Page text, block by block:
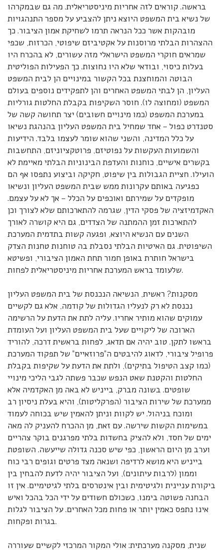
בראשה. קוראים לזה אחריות מיניסטריאלית. מה גם שבמקרהו
של נשיא בית המשפט היוצא ניתן להצביע על מספר התנהגויות
מובהקות אשר ככל הנראה תרמו לשחיקת אמון הציבור. כך
ההצהרות הבלתי מרוסנות על אקטיביזם שיפוטי, הכרזות, שכפי
שמראים חוקרי המשפט הישראלי מזה עשורים, לא בהכרח היו
בעלות כיסוי, ובודאי שלא היו נחוצות. כך הפעילות הפוליטית
הבוטה והמוחצנת בכל הקשור במינויים הן לבית המשפט
העליון, הן לבתי המשפט האחרים והן לתפקידים נוספים בעולם
המשפט (ומחוצה לו). חוסר השקיפות בקבלת החלטות גורליות
במערכת המשפט (כמו מינויים חשובים) יצר תחושה קשה של
סטנדרט כפול – אחד שמחיל בית המשפט העליון בהנהגת נשיאו
על כלל המדינה, והשני שהוא שומר לעצמו בלבד. הידיעות
והשמועות העקשות על נפוטיזם, פרוטקציוניזם, התחשבות
בקשרים אישיים, כוחנות והעדפת הבינוניות הבלתי מאיימת לא
הועילו. חציית הגבולות בין שיפוט, חקיקה וביצוע נתפסו אף הם
כפגיעה באותם עקרונות ממש שבית המשפט העליון ונשיאו
מופקדים על שמירתם ואוכפים על הכלל – אך לא על עצמם.
האקדמיזציה של פסקי הדין, שגרמה להתארכותם שלא לצורך וכן
להתארכות זמן ההמתנה של הצדדים, גם היא קושרה לאורך
השנים עם הנשיא היוצא, ופגעה קשות בתדמית המערכת
השיפוטית. גם האיטיות הבלתי נסבלת בה טוחנות טחנות הצדק
בישראל חותרת באופן חמור תחת האמון הציבורי, ופשיטא
שלעומד בראש המערכת אחריות מיניסטריאלית לפחות.
מסקנות? ראשית, הנשיאה הנכנסת של בית המשפט העליון
נכנסת לא רק לנעליו הגדולות של קודמה, אלא גם לקשיים
עמוקים שהוא מותיר אחריו. עליה לתת את הדעת על הרשימה
הארוכה של ליקויים שעל בית המשפט העליון ועל העומדת
בראשו לתקן. טוב יהיה אם תדאג, לפחות בראשית דרכה, להוריד
פרופיל ציבורי, לדאוג להיבטים ה”פרוזאיים” של תפקוד המערכת
(כמו קצב הטיפול בתיקים), ולתת את הדעת על שקיפות בקבלת
החלטות והקטנת שאט הנפש שכבר פשתה לגבי הליכי מינויי
שופטים. בשונה מברק, בייניש לא באה מן האקדמיה אלא
ממערכת של שירות הציבור (הפרקליטות), והיא בעלת ניסיון רב
ומוכח בניהול. יש לקוות וניתן להאמין שיש בכוחה לעמוד
במשימות הקשות שירשה. עם זאת, מן ההכרח להעניק לה מאה
ימים של חסד, ולא להציק בחשדות בלתי מפרגנים בוקר צהריים
וערב מן היום הראשון, כפי שיש סכנה גדולה שייעשה. השופטת
בייניש היא מושא לרדיפה ושנאה מצד פרטים וגופים רבי כוח
וממון (לרבות עיתונים), ועל הציבור יהיה לדעת להבחין בין
ביקורת עניינית ולגיטימית ובין אינטרסים בלתי לגיטימיים. אין זו
הבחנה פשוטה בימנו, כשכולם חשודים על ידי הכל בהכל ואיש
אינו נתפס כאמין יותר או פחות מכל האחרים. על הציבור לגלות
בגרות ופקחות.
שנית, מסקנה מערכתית: אולי המקור המרכזי לקשיים שעוררה